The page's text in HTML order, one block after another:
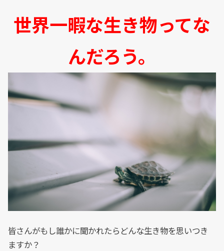
世界一暇な生き物ってな
んだろう。
皆さんがもし誰かに聞かれたらどんな生き物を思いつき
ますか？